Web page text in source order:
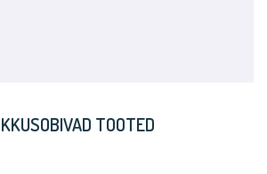
TOOTED